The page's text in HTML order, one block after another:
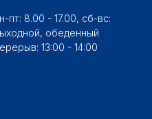
пт: 8.00 - 17.00, сб-вс:
обеденный
13:00 - 14:00